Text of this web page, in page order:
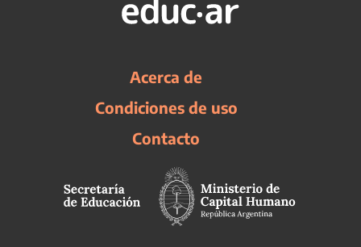
Acerca de
Condiciones de uso
Contacto